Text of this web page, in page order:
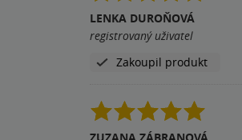
LENKA DUROŇOVÁ
registrovaný uživatel
Zakoupil produkt